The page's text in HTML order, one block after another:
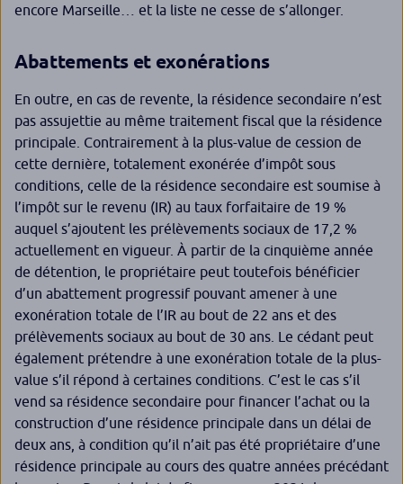
encore Marseille… et la liste ne cesse de s’allonger.
Abattements et exonérations
En outre, en cas de revente, la résidence secondaire n’est
pas assujettie au même traitement fiscal que la résidence
principale. Contrairement à la plus-value de cession de
cette dernière, totalement exonérée d’impôt sous
conditions, celle de la résidence secondaire est soumise à
l’impôt sur le revenu (IR) au taux forfaitaire de 19 %
auquel s’ajoutent les prélèvements sociaux de 17,2 %
actuellement en vigueur. À partir de la cinquième année
de détention, le propriétaire peut toutefois bénéficier
d’un abattement progressif pouvant amener à une
exonération totale de l’IR au bout de 22 ans et des
prélèvements sociaux au bout de 30 ans. Le cédant peut
également prétendre à une exonération totale de la plus-
value s’il répond à certaines conditions. C’est le cas s’il
vend sa résidence secondaire pour financer l’achat ou la
construction d’une résidence principale dans un délai de
deux ans, à condition qu’il n’ait pas été propriétaire d’une
résidence principale au cours des quatre années précédant